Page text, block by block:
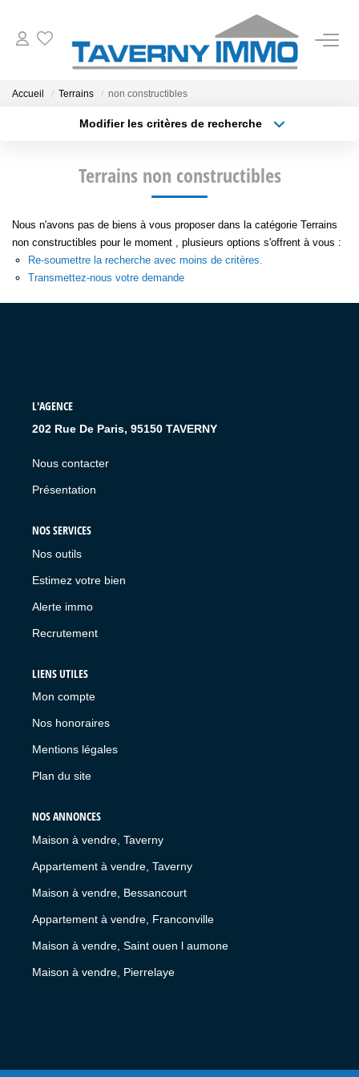
ESTIMATION
OUTILS
NOTRE AGENCE
CONTACT
Accueil Terrains non constructibles
Modifier les critères de recherche
Type de bien
Budget max Plus de critères
Terrains non constructibles
Nous n'avons pas de biens à vous proposer dans la catégorie Terrains
non constructibles pour le moment , plusieurs options s'offrent à vous :
Re-soumettre la recherche avec moins de critères.
Transmettez-nous votre demande
L'AGENCE
202 Rue De Paris, 95150 TAVERNY
Nous contacter
Présentation
NOS SERVICES
Nos outils
Estimez votre bien
Alerte immo
Recrutement
LIENS UTILES
Mon compte
Nos honoraires
Mentions légales
Plan du site
NOS ANNONCES
Maison à vendre, Taverny
Appartement à vendre, Taverny
Maison à vendre, Bessancourt
Appartement à vendre, Franconville
Maison à vendre, Saint ouen l aumone
Maison à vendre, Pierrelaye